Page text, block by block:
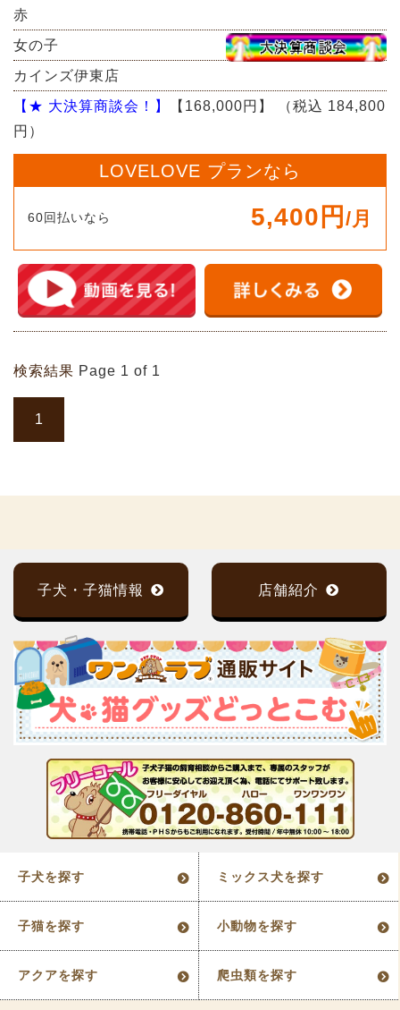
赤
女の子
カインズ伊東店
【★ 大決算商談会！】
【168,000円】
（税込 184,800
円）
LOVELOVE プランなら
60回払いなら 5,400円 /月
検索結果 Page 1 of 1
1
子犬・子猫情報 店舗紹介
子犬を探す ミックス犬を探す
子猫を探す 小動物を探す
アクアを探す 爬虫類を探す